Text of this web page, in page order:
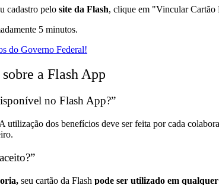
cadastro pelo site da Flash, clique em "Vincular Cartão
5 minutos.
do Governo Federal!
a Flash App
no Flash App?”
A utilização dos benefícios deve ser feita por cada
seu cartão da Flash pode ser utilizado em